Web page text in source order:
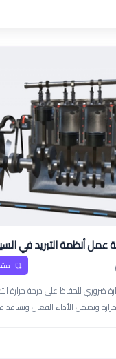
عمل أنظمة التبريد في
ضروري للحفاظ على درجة حرارة
ويضمن الأداء الفعال